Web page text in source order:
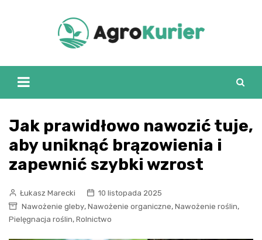
Jak prawidłowo nawozić tuje,
aby uniknąć brązowienia i
zapewnić szybki wzrost
Łukasz Marecki
10 listopada 2025
Nawożenie gleby, Nawożenie organiczne, Nawożenie roślin,
Pielęgnacja roślin, Rolnictwo